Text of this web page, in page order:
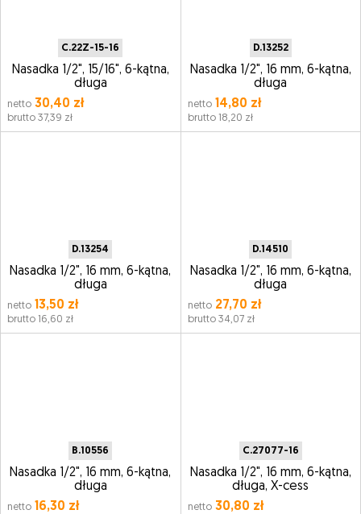
C.22Z-15-16
Nasadka 1/2", 15/16", 6-kątna,
długa
netto 30,40 zł
brutto 37,39 zł
D.13252
Nasadka 1/2", 16 mm, 6-kątna,
długa
netto14,80 zł
brutto 18,20 zł
D.13254
Nasadka 1/2", 16 mm, 6-kątna,
długa
netto 13,50 zł
brutto 16,60 zł
D.14510
Nasadka 1/2", 16 mm, 6-kątna,
długa
netto27,70 zł
brutto 34,07 zł
B.10556
Nasadka 1/2", 16 mm, 6-kątna,
długa
netto 16,30 zł
C.27077-16
Nasadka 1/2", 16 mm, 6-kątna,
długa, X-cess
netto30,80 zł